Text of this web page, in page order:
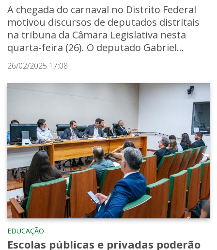
A chegada do carnaval no Distrito Federal
motivou discursos de deputados distritais
na tribuna da Câmara Legislativa nesta
quarta-feira (26). O deputado Gabriel...
26/02/2025 17:08
EDUCAÇÃO
Escolas públicas e privadas poderão